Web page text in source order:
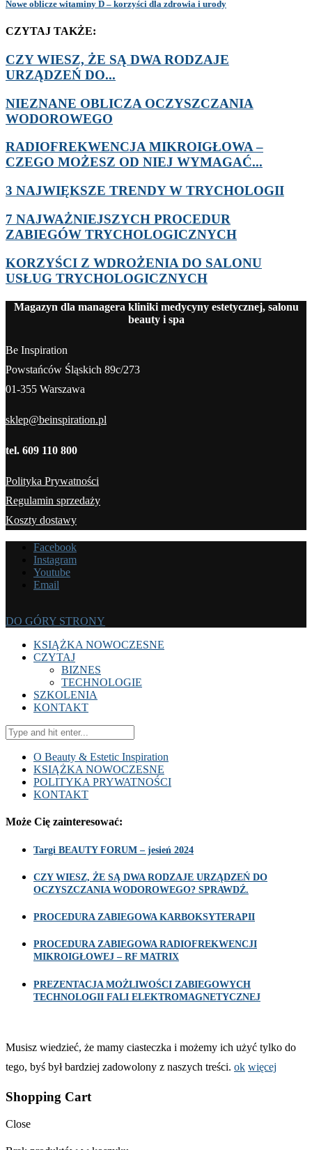
Nowe oblicze witaminy D – korzyści dla zdrowia i urody
CZYTAJ TAKŻE:
CZY WIESZ, ŻE SĄ DWA RODZAJE
URZĄDZEŃ DO...
NIEZNANE OBLICZA OCZYSZCZANIA
WODOROWEGO
RADIOFREKWENCJA MIKROIGŁOWA –
CZEGO MOŻESZ OD NIEJ WYMAGAĆ...
3 NAJWIĘKSZE TRENDY W TRYCHOLOGII
7 NAJWAŻNIEJSZYCH PROCEDUR
ZABIEGÓW TRYCHOLOGICZNYCH
KORZYŚCI Z WDROŻENIA DO SALONU
USŁUG TRYCHOLOGICZNYCH
Magazyn dla managera kliniki medycyny estetycznej, salonu
beauty i spa
Be Inspiration
Powstańców Śląskich 89c/273
01-355 Warszawa
sklep@beinspiration.pl
tel. 609 110 800
Polityka Prywatności
Regulamin sprzedaży
Koszty dostawy
Facebook
Instagram
Youtube
Email
DO GÓRY STRONY
KSIĄŻKA NOWOCZESNE
CZYTAJ
BIZNES
TECHNOLOGIE
SZKOLENIA
KONTAKT
O Beauty & Estetic Inspiration
KSIĄŻKA NOWOCZESNE
POLITYKA PRYWATNOŚCI
KONTAKT
Może Cię zainteresować:
Targi BEAUTY FORUM – jesień 2024
CZY WIESZ, ŻE SĄ DWA RODZAJE URZĄDZEŃ DO
OCZYSZCZANIA WODOROWEGO? SPRAWDŹ.
PROCEDURA ZABIEGOWA KARBOKSYTERAPII
PROCEDURA ZABIEGOWA RADIOFREKWENCJI
MIKROIGŁOWEJ – RF MATRIX
PREZENTACJA MOŻLIWOŚCI ZABIEGOWYCH
TECHNOLOGII FALI ELEKTROMAGNETYCZNEJ
Musisz wiedzieć, że mamy ciasteczka i możemy ich użyć tylko do
tego, byś był bardziej zadowolony z naszych treści. ok więcej
Shopping Cart
Close